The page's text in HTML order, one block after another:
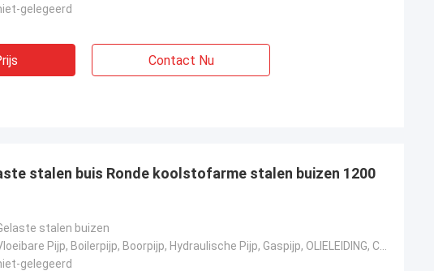
Malcolm Horton
partner voor ons bedrijf,
Madison Jackson
gelegeerd
Contact Nu
stalen buis Ronde koolstofarme stalen buizen 1200
stalen buizen
gelegeerd